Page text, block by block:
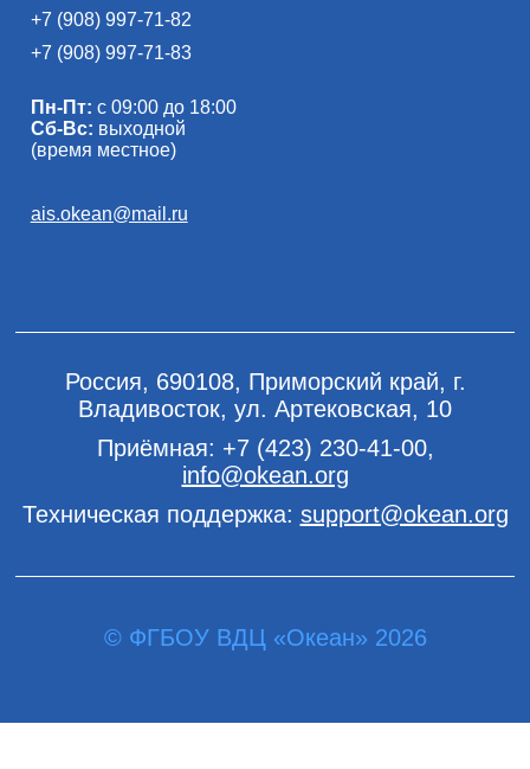
+7 (908) 997-71-82
+7 (908) 997-71-83
Пн-Пт: с 09:00 до 18:00
Сб-Вс: выходной
(время местное)
ais.okean@mail.ru
Россия, 690108, Приморский край, г.
Владивосток, ул. Артековская, 10
Приёмная: +7 (423) 230-41-00,
info@okean.org
Техническая поддержка: support@okean.org
© ФГБОУ ВДЦ «Океан» 2026